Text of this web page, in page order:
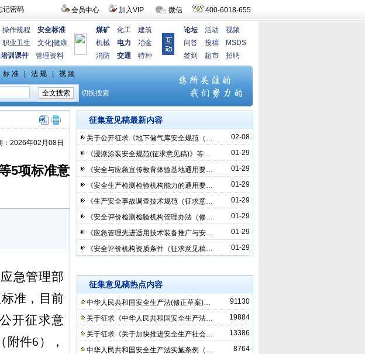
会员中心 加入VIP 微信 400-6018-655
记密码
操作规程
安全标准
职业卫生 文化 健康
培训课件 管理资料
煤矿 化工
建筑
机械
电力
冶金
消防
交通 特种
论坛 活动
视频
问答
投稿
MSDS
签到
超市 招聘
2026年02月08日
5项标准意
急管理部
准，目前
开征求意
件6），
征集意见稿最新内容
02-08
关于公开征求《地下储气库安全规范（…
01-29
《浸漆涂装安全规范(征求意见稿)》等…
01-29
《安全与应急宣传教育体验基地通用要…
01-29
《安全生产检测检验机构能力的通用要…
01-29
《生产安全事故调查技术规范（征求意…
01-29
《安全评价检测检验机构管理办法（修…
01-29
《应急管理先进适用技术装备推广与安…
01-29
《安全评价机构资质条件（征求意见稿…
征集意见稿热点内容
91130
中华人民共和国安全生产法(修正草案)…
19884
关于征求《中华人民共和国安全生产法…
13386
关于征求《关于加快推进安全生产社会…
8764
中华人民共和国安全生产法实施条例（…